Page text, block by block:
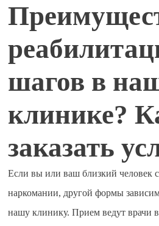
шагов в
клинике?
заказать
Если вы или ваш близкий человек
наркомании, другой формы
нашу клинику. Прием ведут врачи